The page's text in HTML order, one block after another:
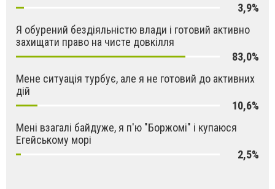
3,9%
Я обурений бездіяльністю влади і готовий активно
захищати право на чисте довкілля
83,0%
Мене ситуація турбує, але я не готовий до активних
дій
10,6%
Мені взагалі байдуже, я п'ю "Боржомі" і купаюся
Егейському морі
2,5%